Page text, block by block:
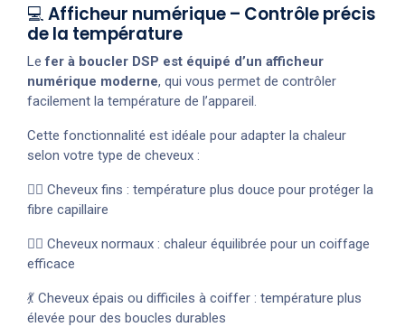
💻Afficheur numérique – Contrôle précis
de la température
Lefer à boucler DSP est équipé d’un afficheur
numérique moderne, qui vous permet de contrôler
facilement la température de l’appareil.
Cette fonctionnalité est idéale pour adapter la chaleur
selon votre type de cheveux :
💁‍♀️ Cheveux fins : température plus douce pour protéger la
fibre capillaire
💇‍♀️ Cheveux normaux : chaleur équilibrée pour un coiffage
efficace
💃 Cheveux épais ou difficiles à coiffer : température plus
élevée pour des boucles durables